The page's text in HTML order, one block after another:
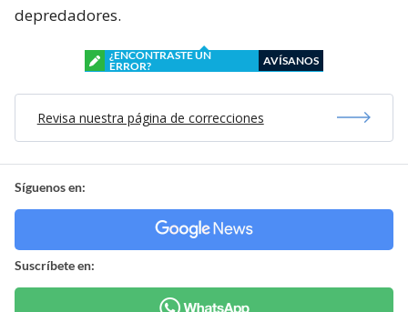
depredadores.
¿ENCONTRASTE UN
ERROR?
AVÍSANOS
Revisa nuestra página de correcciones
Síguenos en:
Suscríbete en: